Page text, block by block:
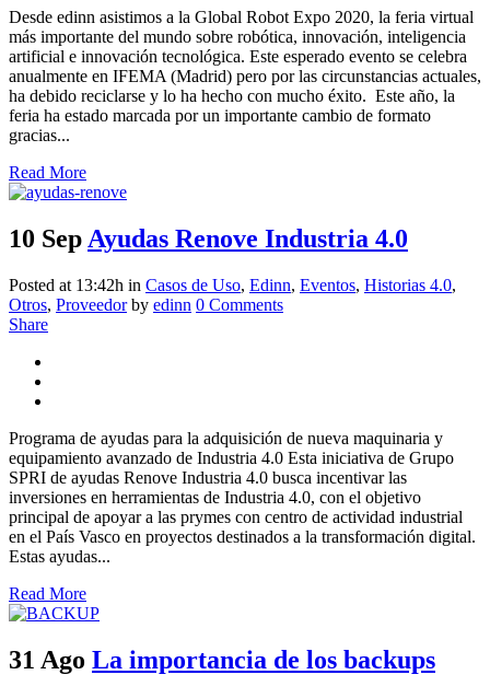
Desde edinn asistimos a la Global Robot Expo 2020, la feria virtual
más importante del mundo sobre robótica, innovación, inteligencia
artificial e innovación tecnológica. Este esperado evento se celebra
anualmente en IFEMA (Madrid) pero por las circunstancias actuales,
ha debido reciclarse y lo ha hecho con mucho éxito. Este año, la
feria ha estado marcada por un importante cambio de formato
gracias...
Read More
10 Sep Ayudas Renove Industria 4.0
Posted at 13:42h in Casos de Uso, Edinn, Eventos, Historias 4.0,
Otros, Proveedor by edinn 0 Comments
Share
Programa de ayudas para la adquisición de nueva maquinaria y
equipamiento avanzado de Industria 4.0 Esta iniciativa de Grupo
SPRI de ayudas Renove Industria 4.0 busca incentivar las
inversiones en herramientas de Industria 4.0, con el objetivo
principal de apoyar a las prymes con centro de actividad industrial
en el País Vasco en proyectos destinados a la transformación digital.
Estas ayudas...
Read More
31 Ago La importancia de los backups